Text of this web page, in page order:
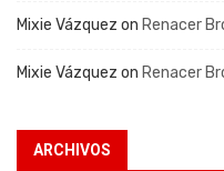
Mixie Vázquez on Renacer
Mixie Vázquez on Renacer
ARCHIVOS